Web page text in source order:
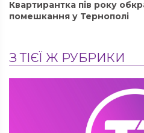
Квартирантка пів року
помешкання у Тернополі
З ТІЄЇ Ж РУБРИКИ